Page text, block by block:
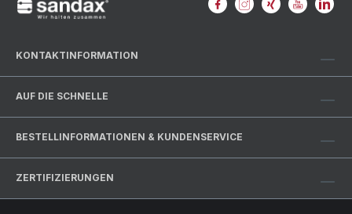
KONTAKTINFORMATION
AUF DIE SCHNELLE
BESTELLINFORMATIONEN & KUNDENSERVICE
ZERTIFIZIERUNGEN